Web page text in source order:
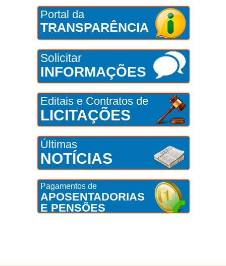
Portal da
TRANSPARÊNCIA
Solicitar
INFORMAÇÕES
Editais e Contratos de
LICITAÇÕES
Últimas
NOTÍCIAS
Pagamentos de
APOSENTADORIAS
E PENSÕES